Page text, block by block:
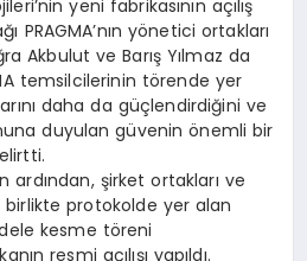
yeni fabrikasının açılış
PRAGMA’nın yönetici ortakları
Akbulut ve Barış Yılmaz da
temsilcilerinin törende yer
daha da güçlendirdiğini ve
duyulan güvenin önemli bir
ardından, şirket ortakları ve
protokolde yer alan
kesme töreni
resmi açılışı yapıldı.